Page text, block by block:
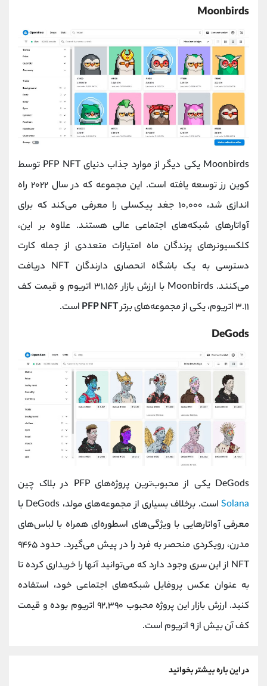
Moonbirds
Moonbirds یکی دیگر از موارد جذاب دنیای PFP NFT توسط
کوین رز توسعه یافته است. این مجموعه که در سال ۲۰۲۲ راه
اندازی شد، ۱۰,۰۰۰ جغد پیکسلی را معرفی می‌کند که برای
آواتارهای شبکه‌های اجتماعی عالی هستند. علاوه بر این،
کلکسیونرهای پرندگان ماه امتیازات متعددی از جمله کارت
دسترسی به یک باشگاه انحصاری دارندگان NFT دریافت
می‌کنند. Moonbirds با ارزش بازار ۳۱,۱۵۶ اتریوم و قیمت کف
۳.۱۱ اتریوم، یکی از مجموعه‌های برتر
PFP NFT است.
DeGods
DeGods یکی از محبوب‌ترین پروژه‌های PFP در بلاک چین
Solana
است. برخلاف بسیاری از مجموعه‌های مولد، DeGods با
معرفی آواتارهایی با ویژگی‌های اسطوره‌ای همراه با لباس‌های
مدرن، رویکردی منحصر به‌ فرد را در پیش می‌گیرد. حدود ۹۴۶۵
NFT از این سری وجود دارد که می‌توانید آنها را خریداری کرده تا
به عنوان عکس پروفایل شبکه‌های اجتماعی خود، استفاده
کنید. ارزش بازار این پروژه محبوب ۹۲,۳۹۰ اتریوم بوده و قیمت
کف آن بیش از ۹ اتریوم است.
در این باره بیشتر بخوانید